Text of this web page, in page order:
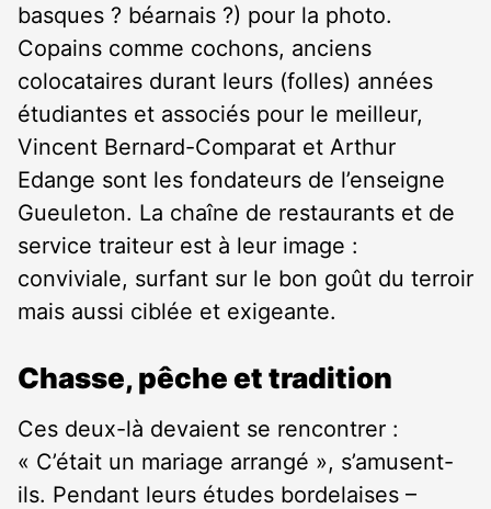
basques ? béarnais ?) pour la photo.
Copains comme cochons, anciens
colocataires durant leurs (folles) années
étudiantes et associés pour le meilleur,
Vincent Bernard-Comparat et Arthur
Edange sont les fondateurs de l’enseigne
Gueuleton. La chaîne de restaurants et de
service traiteur est à leur image :
conviviale, surfant sur le bon goût du terroir
mais aussi ciblée et exigeante.
Chasse, pêche et tradition
Ces deux-là devaient se rencontrer :
« C’était un mariage arrangé », s’amusent-
ils. Pendant leurs études bordelaises –